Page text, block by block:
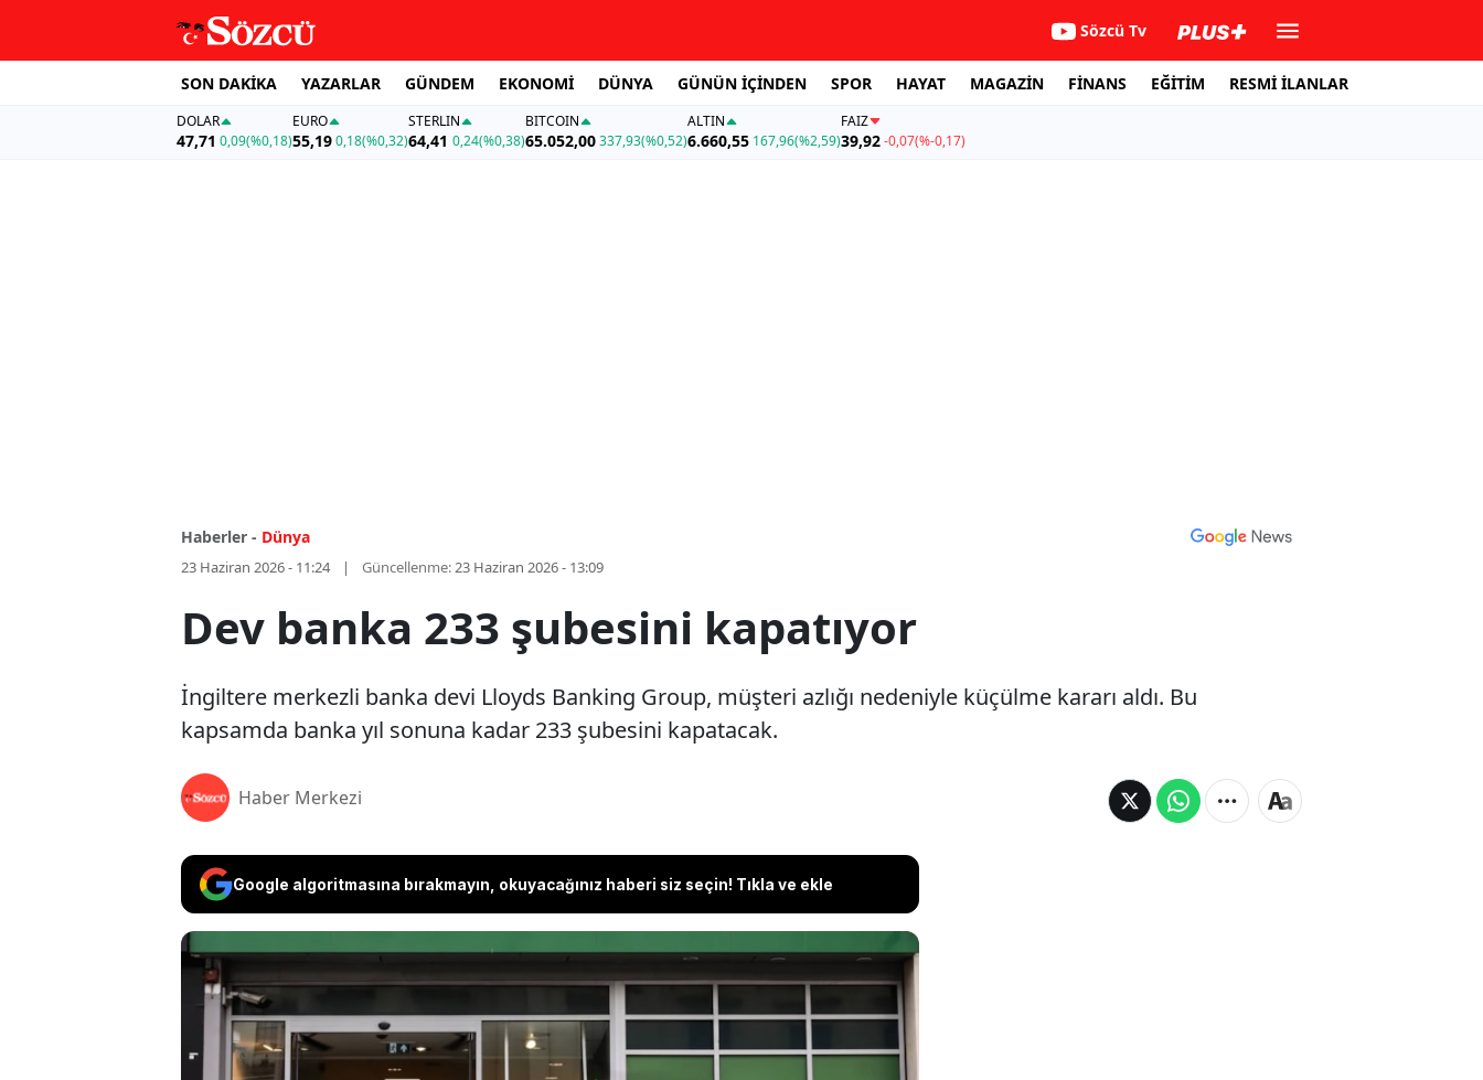
Sözcü Tv
SON DAKİKA YAZARLAR GÜNDEM EKONOMİ DÜNYA GÜNÜN İÇİNDEN SPOR HAYAT MAGAZİN FİNANS EĞİTİM RESMİ İLANLAR
DOLAR
47,71 0,09(%0,18)
EURO
55,19 0,18(%0,32)
STERLIN
64,41 0,24(%0,38)
BITCOIN
65.052,00337,93(%0,52)
ALTIN
6.660,55 167,96(%2,59)
FAİZ
39,92-0,07(%-0,17)
Haberler - Dünya
23 Haziran 2026 - 11:24 Güncellenme:23 Haziran 2026 - 13:09
Dev banka 233 şubesini kapatıyor
İngiltere merkezli banka devi Lloyds Banking Group, müşteri azlığı nedeniyle küçülme kararı aldı. Bu
kapsamda banka yıl sonuna kadar 233 şubesini kapatacak.
Haber Merkezi
Google algoritmasına bırakmayın, okuyacağınız haberi siz seçin! Tıkla ve ekle